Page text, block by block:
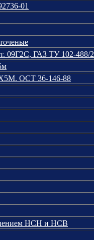
01
09Г2С, ГАЗ ТУ 102-488/2
ОСТ 36-146-88
НСН и НСВ